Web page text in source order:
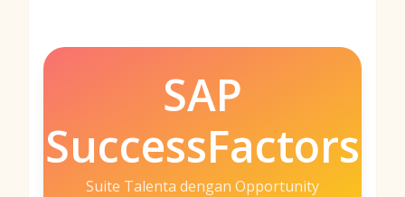
SAP
SuccessFactors
Suite Talenta dengan Opportunity